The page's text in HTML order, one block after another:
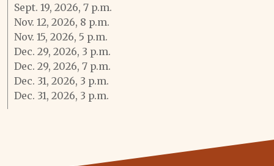
Sept. 19, 2026, 7 p.m.
Nov. 12, 2026, 8 p.m.
Nov. 15, 2026, 5 p.m.
Dec. 29, 2026, 3 p.m.
Dec. 29, 2026, 7 p.m.
Dec. 31, 2026, 3 p.m.
Dec. 31, 2026, 3 p.m.